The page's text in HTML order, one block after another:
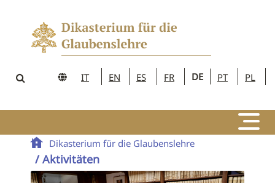
IT EN ES FR DE PT PL
Dikasterium für die Glaubenslehre
/ Aktivitäten